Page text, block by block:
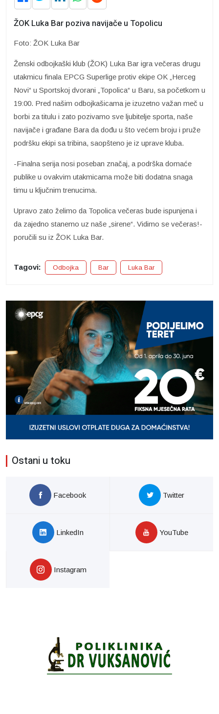
ŽOK Luka Bar poziva navijače u Topolicu
Foto: ŽOK Luka Bar
Ženski odbojkaški klub (ŽOK) Luka Bar igra večeras drugu
utakmicu finala EPCG Superlige protiv ekipe OK „Herceg
Novi“ u Sportskoj dvorani „Topolica“ u Baru, sa početkom u
19:00. Pred našim odbojkašicama je izuzetno važan meč u
borbi za titulu i zato pozivamo sve ljubitelje sporta, naše
navijače i građane Bara da dođu u što većem broju i pruže
podršku ekipi sa tribina, saopšteno je iz uprave kluba.
-Finalna serija nosi poseban značaj, a podrška domaće
publike u ovakvim utakmicama može biti dodatna snaga
timu u ključnim trenucima.
Upravo zato želimo da Topolica večeras bude ispunjena i
da zajedno stanemo uz naše „sirene“. Vidimo se večeras!-
poručili su iz ŽOK Luka Bar.
Tagovi: Odbojka Bar Luka Bar
Ostani u toku
Facebook Twitter
LinkedIn YouTube
Instagram